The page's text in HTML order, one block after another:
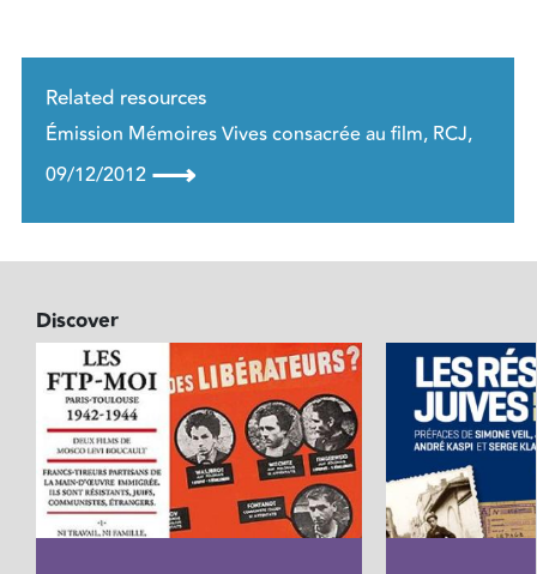
Related resources
Émission Mémoires Vives consacrée au film, RCJ,
09/12/2012 ⟶
Discover